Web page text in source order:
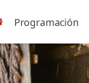
Programación